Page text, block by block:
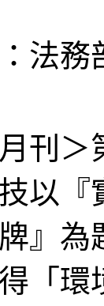
法
刊
以『
』為
「環